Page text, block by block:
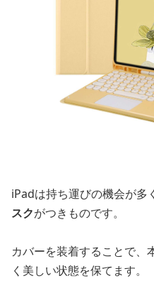
iPadは持ち運びの機会が多
スクがつきものです。
カバーを装着することで、
く美しい状態を保てます。